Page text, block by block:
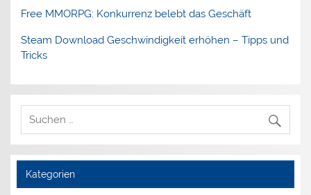
Free MMORPG: Konkurrenz belebt das Geschäft
Steam Download Geschwindigkeit erhöhen – Tipps und
Tricks
Kategorien